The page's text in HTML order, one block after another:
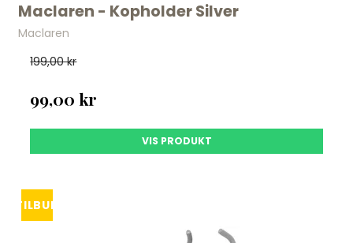
Maclaren - Kopholder Silver
Maclaren
199,00 kr
99,00 kr
VIS PRODUKT
TILBUD